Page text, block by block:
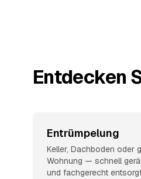
Entdecken
Entrümpelung
Keller, Dachboden oder
Wohnung — schnell
und fachgerecht